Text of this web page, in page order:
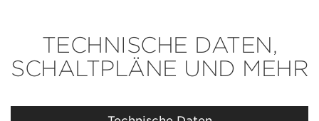
TECHNISCHE DATEN,
SCHALTPLÄNE UND MEHR